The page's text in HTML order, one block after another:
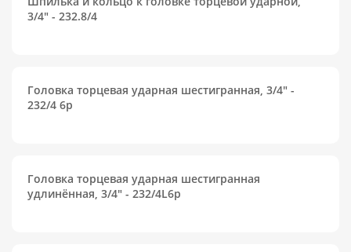
3/4" - 232.8/4
Головка торцевая ударная шестигранная, 3/4" -
232/4 6p
Головка торцевая ударная шестигранная
удлинённая, 3/4" - 232/4L6p